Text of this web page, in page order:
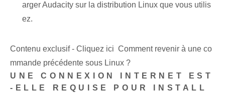
arger Audacity sur la distribution Linux que vous utilis
ez.
Contenu exclusif - Cliquez ici Comment revenir à une co
mmande précédente sous Linux ?
UNE CONNEXION INTERNET EST
-ELLE REQUISE POUR INSTALL